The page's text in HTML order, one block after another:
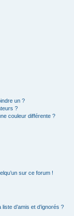
un ?
?
couleur différente ?
sur ce forum !
d’amis et d’ignorés ?